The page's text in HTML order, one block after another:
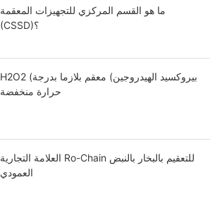
ما هو القسم المركزي للتجهيزات المعقمة
(CSSD)؟
H2O2 (بيروكسيد الهيدروجين) معقم بلازما بدرجة
حرارة منخفضة
العلامة التجارية Ro-Chain للتعقيم بالبخار بالنبض
العمودي